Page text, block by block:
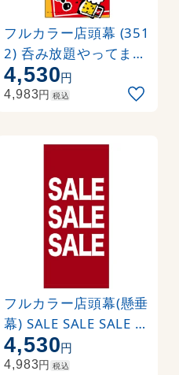
フルカラー店頭幕 (351
2) 呑み放題やってます
。 ご予約承り中 (ポン
ジ)
4,530円
4,983円 税込
フルカラー店頭幕(懸垂
幕) SALE SALE SALE 素
材:ポンジ (69549)
4,530円
4,983円 税込